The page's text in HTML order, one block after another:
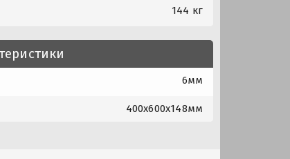
144 кг
6мм
400x600x148мм